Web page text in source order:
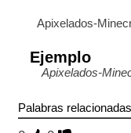
Apixelados-
Ejemplo
Apixelados-
Palabras